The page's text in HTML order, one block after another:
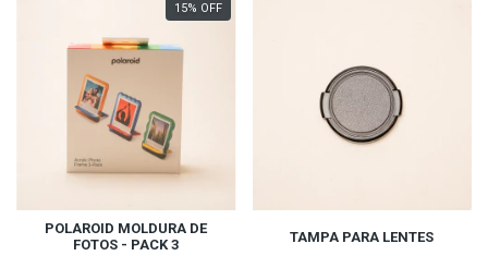
15% OFF
POLAROID MOLDURA DE
FOTOS - PACK 3
TAMPA PARA LENTES